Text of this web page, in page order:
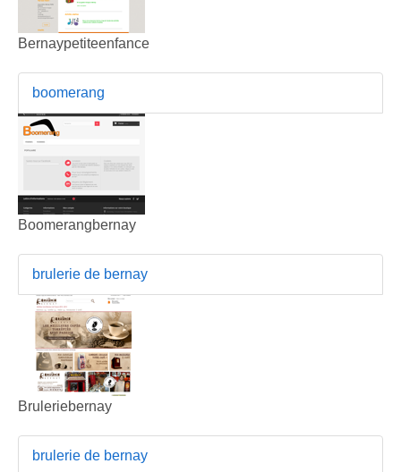
Bernaypetiteenfance
boomerang
Boomerangbernay
brulerie de bernay
Bruleriebernay
brulerie de bernay